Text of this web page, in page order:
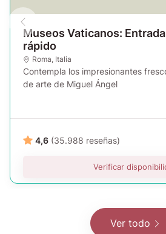
Museos Vaticanos:
rápido
Roma, Italia
Contempla los impresionantes
de arte de Miguel Ángel
4,6 (35.988 reseñas)
Verificar
Ver todo